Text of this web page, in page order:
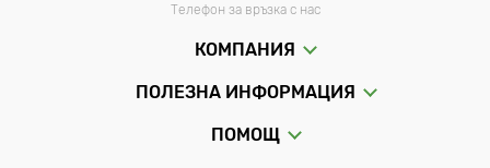
Телефон за връзка с нас
КОМПАНИЯ
ПОЛЕЗНА ИНФОРМАЦИЯ
ПОМОЩ